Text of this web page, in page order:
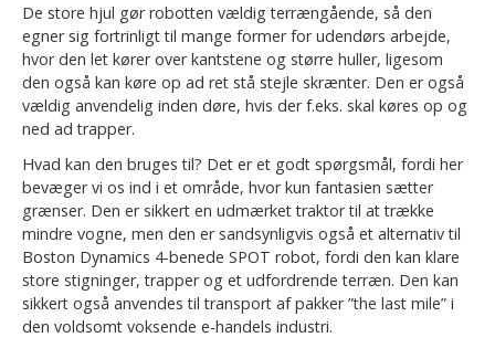
De store hjul gør robotten vældig terrængående, så den
egner sig fortrinligt til mange former for udendørs arbejde,
hvor den let kører over kantstene og større huller, ligesom
den også kan køre op ad ret stå stejle skrænter. Den er også
vældig anvendelig inden døre, hvis der f.eks. skal køres op og
ned ad trapper.
Hvad kan den bruges til? Det er et godt spørgsmål, fordi her
bevæger vi os ind i et område, hvor kun fantasien sætter
grænser. Den er sikkert en udmærket traktor til at trække
mindre vogne, men den er sandsynligvis også et alternativ til
Boston Dynamics 4-benede SPOT robot, fordi den kan klare
store stigninger, trapper og et udfordrende terræn. Den kan
sikkert også anvendes til transport af pakker ”the last mile” i
den voldsomt voksende e-handels industri.